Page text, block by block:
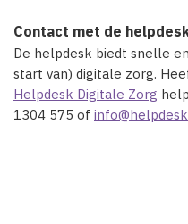
Contact met de
De helpdesk biedt snelle
start van) digitale zorg.
Helpdesk Digitale Zorg
1304 575 of